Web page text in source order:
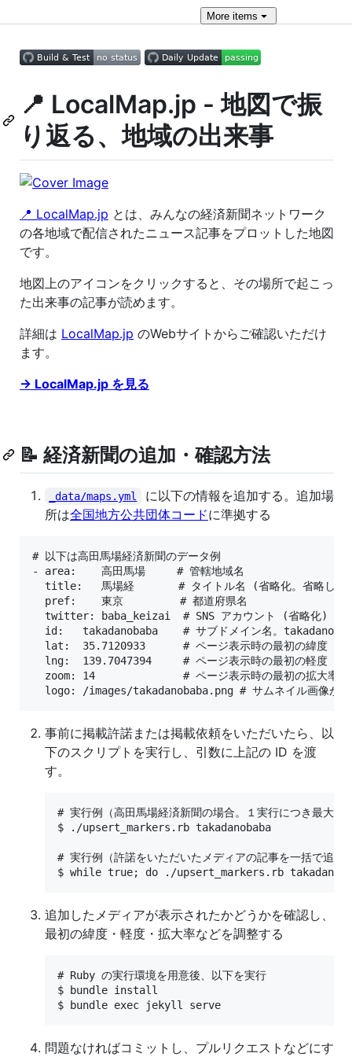
More items
📍 LocalMap.jp - 地図で振
り返る、地域の出来事
📍 LocalMap.jp とは、みんなの経済新聞ネットワーク
の各地域で配信されたニュース記事をプロットした地図
です。
地図上のアイコンをクリックすると、その場所で起こっ
た出来事の記事が読めます。
詳細は LocalMap.jp のWebサイトからご確認いただけ
ます。
→ LocalMap.jp を見る
📝 経済新聞の追加・確認方法
_data/maps.yml
に以下の情報を追加する。追加場
所は全国地方公共団体コードに準拠する
# 以下は高田馬場経済新聞のデータ例
- area:    高田馬場     # 管轄地域名
title:   馬場経       # タイトル名 (省略化。省略した
  pref:    東京         # 都道府県名
  twitter: baba_keizai  # SNS アカウント (省略化)
id:   takadanobaba    # サブドメイン名。
lat:  35.7120933      # ページ表示時の最初の緯度（
  lng:  139.7047394     # ページ表示時の最初の軽度
  zoom: 14              # ページ表示時の最初の拡大率
事前に掲載許諾または掲載依頼をいただいたら、以
下のスクリプトを実行し、引数に上記の ID を渡
す。
# 実行例（高田馬場経済新聞の場合。１実行につき最大２
$ ./upsert_markers.rb takadanobaba
# 実行例（許諾をいただいたメディアの記事を一括で追加
追加したメディアが表示されたかどうかを確認し、
最初の緯度・軽度・拡大率などを調整する
# Ruby の実行環境を用意後、以下を実行
$ bundle install
問題なければコミットし、プルリクエストなどにす